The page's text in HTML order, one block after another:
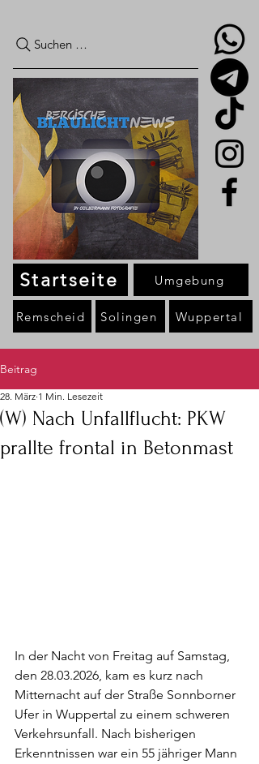
Suchen …
Startseite
Remscheid Solingen Wuppertal
Umgebung
Beitrag
(W) Nach Unfallflucht: PKW
prallte frontal in Betonmast
28. März 1 Min. Lesezeit
In der Nacht von Freitag auf Samstag,
den 28.03.2026, kam es kurz nach
Mitternacht auf der Straße Sonnborner
Ufer in Wuppertal zu einem schweren
Verkehrsunfall. Nach bisherigen
Erkenntnissen war ein 55 jähriger Mann